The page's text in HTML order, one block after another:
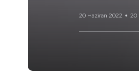
20 Haziran 2022 20